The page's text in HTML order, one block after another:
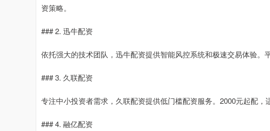
资策略。
### 2. 迅牛配资
依托强大的技术团队，迅牛配资提供智能风控系统和极速交易体验。
### 3. 久联配资
专注中小投资者需求，久联配资提供低门槛配资服务。2000元起配，
### 4. 融亿配资